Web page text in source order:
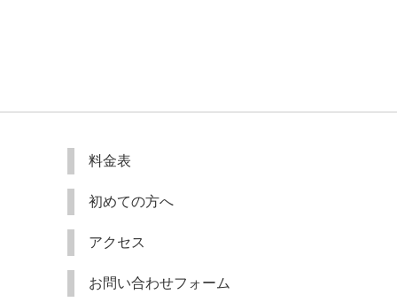
料金表
初めての方へ
アクセス
お問い合わせフォーム